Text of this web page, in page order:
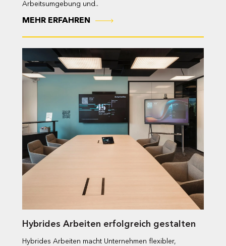
Arbeitsumgebung und..
MEHR ERFAHREN
Hybrides Arbeiten erfolgreich gestalten
Hybrides Arbeiten macht Unternehmen flexibler,